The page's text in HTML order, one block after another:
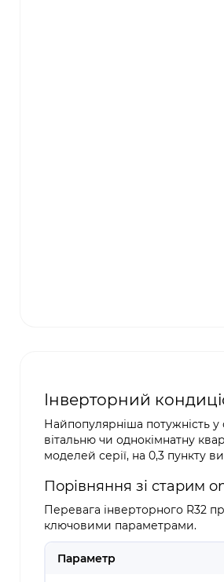
Інверторний
Найпопулярніша потужність у
вітальню чи однокімнатну
моделей серії, на 0,3 пункту
Порівняння зі старим
Перевага інверторного R32
ключовими параметрами.
Параметр